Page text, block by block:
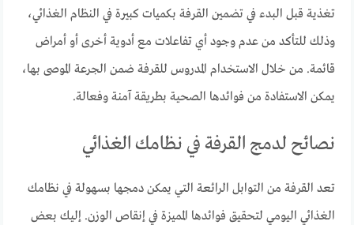
تغذية قبل البدء في تضمين القرفة بكميات كبيرة في النظام الغذائي،
وذلك للتأكد من عدم وجود أي تفاعلات مع أدوية أخرى أو أمراض
قائمة. من خلال الاستخدام المدروس للقرفة ضمن الجرعة الموصى بها،
يمكن الاستفادة من فوائدها الصحية بطريقة آمنة وفعالة.
نصائح لدمج القرفة في نظامك الغذائي
تعد القرفة من التوابل الرائعة التي يمكن دمجها بسهولة في نظامك
الغذائي اليومي لتحقيق فوائدها المميزة في إنقاص الوزن. إليك بعض